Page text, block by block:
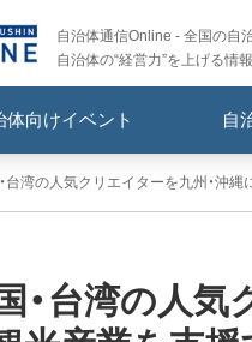
自治体通信Online - 全国の自
自治体の“経営力”を上げる情
体向けイベント 自
・台湾の人気クリエイターを九州・沖
・台湾の人